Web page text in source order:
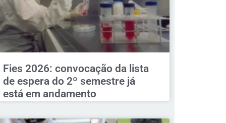
Fies 2026: convocação da lista
de espera do 2º semestre já
está em andamento